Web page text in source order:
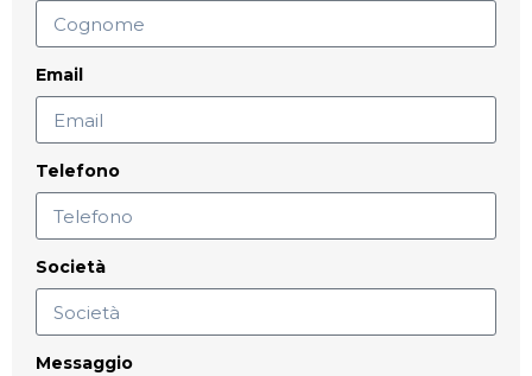
Email
Telefono
Società
Messaggio